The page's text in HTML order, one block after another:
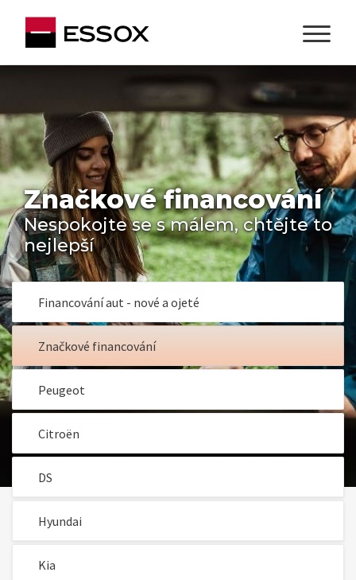
Značkové financování
Nespokojte se s málem, chtějte to
nejlepší
Financování aut - nové a ojeté
Značkové financování
Peugeot
Citroën
DS
Hyundai
Kia